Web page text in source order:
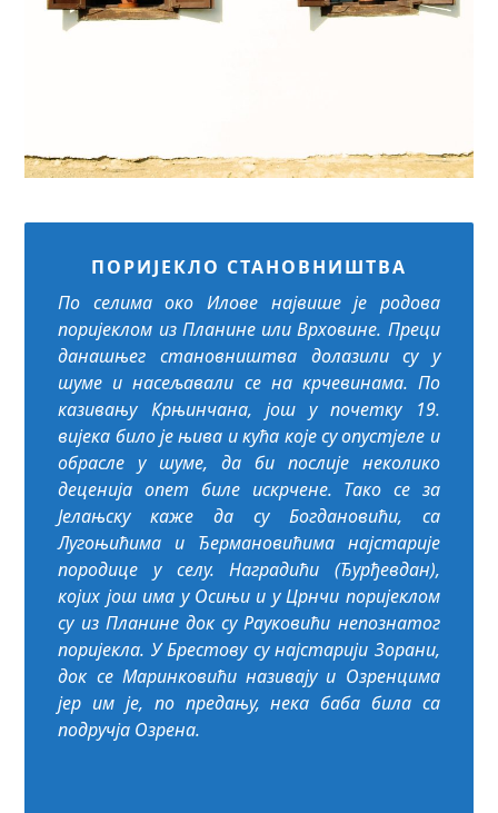
ПОРИЈЕКЛО СТАНОВНИШТВА
По селима око Илове највише је родова
поријеклом из Планине или Врховине. Преци
данашњег становништва долазили су у
шуме и насељавали се на крчевинама. По
казивању Крњинчана, још у почетку 19.
вијека било је њива и кућа које су опустјеле и
обрасле у шуме, да би послије неколико
деценија опет биле искрчене. Тако се за
Јелањску каже да су Богдановићи, са
Лугоњићима и Ђермановићима најстарије
породице у селу. Наградићи (Ђурђевдан),
којих још има у Осињи и у Црнчи поријеклом
су из Планине док су Рауковићи непознатог
поријекла. У Брестову су најстарији Зорани,
док се Маринковићи називају и Озренцима
јер им је, по предању, нека баба била са
подручја Озрена.